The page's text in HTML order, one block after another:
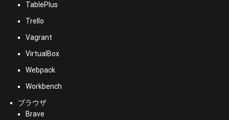
TablePlus
Trello
Vagrant
VirtualBox
Webpack
Workbench
ブラウザ
Brave